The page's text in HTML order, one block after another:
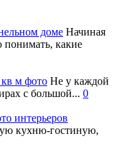
доме Начиная
понимать, какие
кв м фото Не у каждой
с большой... 0
интерьеров
кухню-гостиную,